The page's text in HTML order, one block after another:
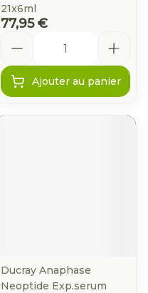
21x6ml
77,95 €
Ajouter au panier
Ducray Anaphase
Neoptide Exp.serum